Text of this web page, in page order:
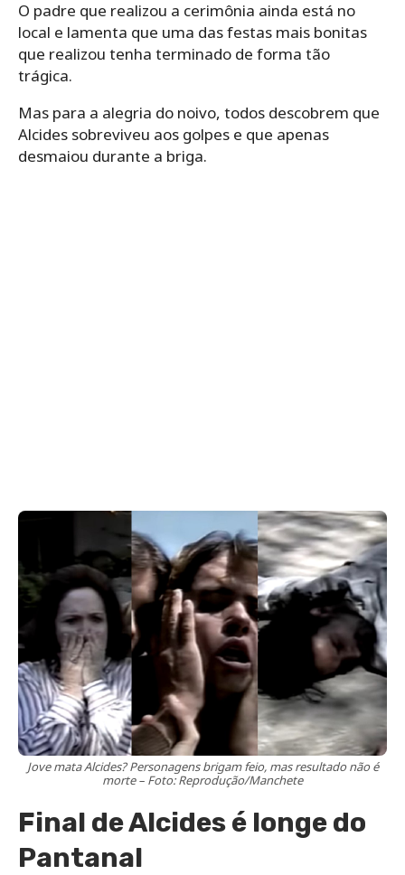
O padre que realizou a cerimônia ainda está no
local e lamenta que uma das festas mais bonitas
que realizou tenha terminado de forma tão
trágica.
Mas para a alegria do noivo, todos descobrem que
Alcides sobreviveu aos golpes e que apenas
desmaiou durante a briga.
Jove mata Alcides? Personagens brigam feio, mas resultado não é
morte – Foto: Reprodução/Manchete
Final de Alcides é longe do
Pantanal